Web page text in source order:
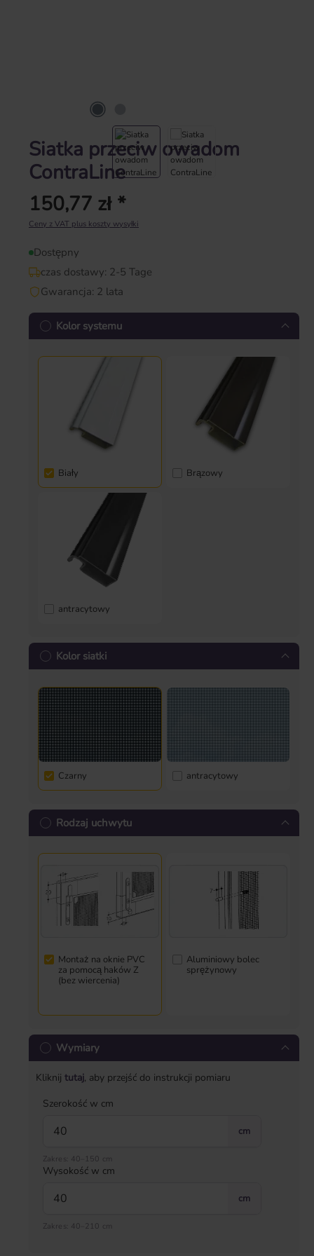
Siatka przeciw owadom
ContraLine
Cena regularna:
150,77 zł *
Ceny z VAT plus koszty wysyłki
Dostępny
czas dostawy: 2-5 Tage
Gwarancja: 2 lata
Kolor systemu
Biały Brązowy
antracytowy
Kolor siatki
Czarny antracytowy
Rodzaj uchwytu
Montaż na oknie PVC
za pomocą haków Z
(bez wiercenia)
Aluminiowy bolec
sprężynowy
Wymiary
Kliknij tutaj, aby przejść do instrukcji pomiaru
Szerokość w cm
cm
Zakres: 40–150 cm
Wysokość w cm
cm
Zakres: 40–210 cm